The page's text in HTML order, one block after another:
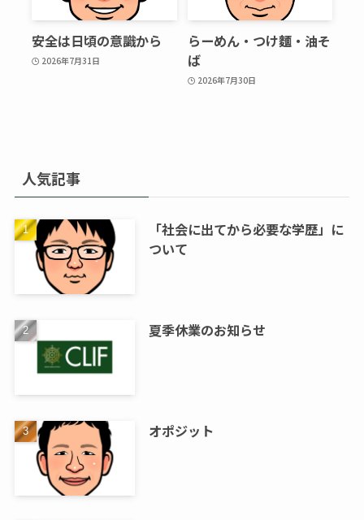
安全は日頃の意識から
2026年7月31日
らーめん・つけ麵・油そ
ば
2026年7月30日
人気記事
「社会に出てから必要な学歴」に
ついて
夏季休業のお知らせ
オポジット